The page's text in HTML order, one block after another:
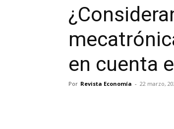
en cuenta
Por Revista Economía - 22 marzo,